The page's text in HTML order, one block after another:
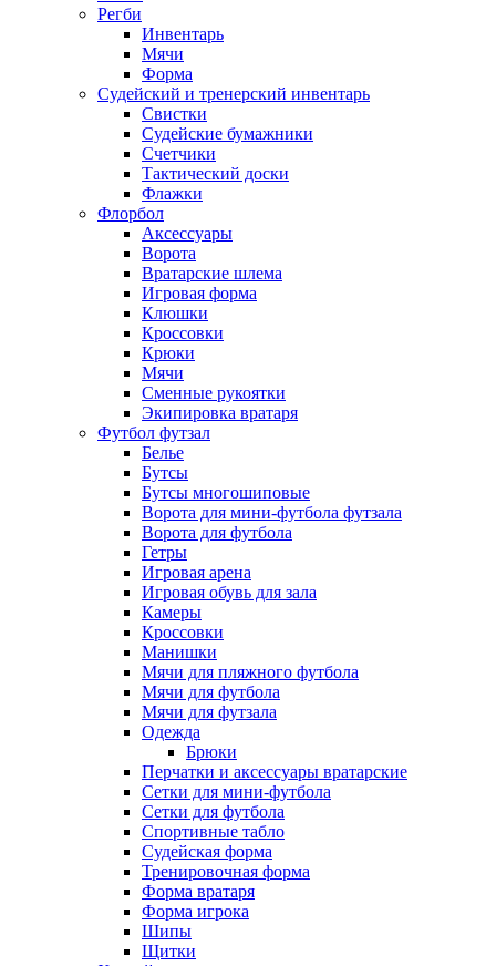
Регби
Инвентарь
Мячи
Форма
Судейский и тренерский инвентарь
Свистки
Судейские бумажники
Счетчики
Тактический доски
Флажки
Флорбол
Аксессуары
Ворота
Вратарские шлема
Игровая форма
Клюшки
Кроссовки
Крюки
Мячи
Сменные рукоятки
Экипировка вратаря
Футбол футзал
Белье
Бутсы
Бутсы многошиповые
Ворота для мини-футбола футзала
Ворота для футбола
Гетры
Игровая арена
Игровая обувь для зала
Камеры
Кроссовки
Манишки
Мячи для пляжного футбола
Мячи для футбола
Мячи для футзала
Одежда
Брюки
Перчатки и аксессуары вратарские
Сетки для мини-футбола
Сетки для футбола
Спортивные табло
Судейская форма
Тренировочная форма
Форма вратаря
Форма игрока
Шипы
Щитки